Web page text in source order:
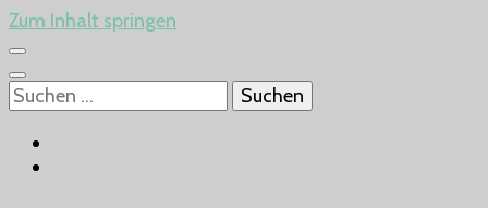
Zum Inhalt springen
Suchen
nach: